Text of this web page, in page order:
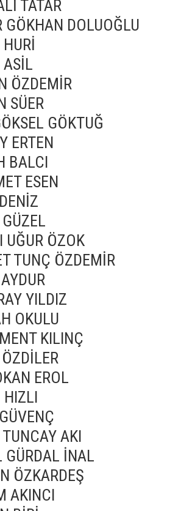
TATAR
GÖKHAN DOLUOĞLU
ASİL
ÖZDEMİR
SÜER
GÖKTUĞ
ERTEN
BALCI
ESEN
UĞUR ÖZOK
TUNÇ ÖZDEMİR
YILDIZ
OKULU
KILINÇ
EROL
HIZLI
AKI
GÜRDAL İNAL
ÖZKARDEŞ
AKINCI